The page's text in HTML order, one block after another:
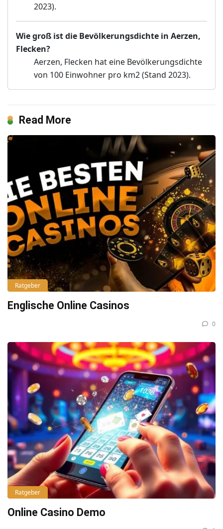
2023).
Wie groß ist die Bevölkerungsdichte in Aerzen,
Flecken?
Aerzen, Flecken hat eine Bevölkerungsdichte
von 100 Einwohner pro km2 (Stand 2023).
Read More
Ratgeber
Englische Online Casinos
0
Ratgeber
Online Casino Demo